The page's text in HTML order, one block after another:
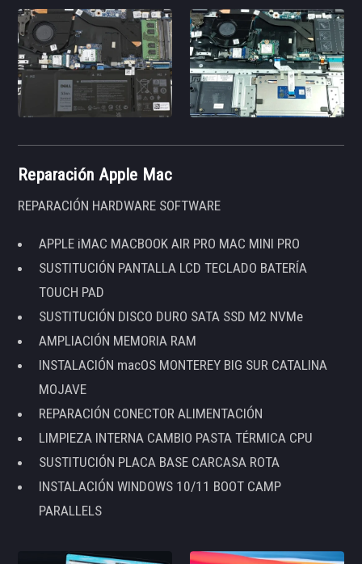
Reparación Apple Mac
REPARACIÓN HARDWARE SOFTWARE
APPLE iMAC MACBOOK AIR PRO MAC MINI PRO
SUSTITUCIÓN PANTALLA LCD TECLADO BATERÍA
TOUCH PAD
SUSTITUCIÓN DISCO DURO SATA SSD M2 NVMe
AMPLIACIÓN MEMORIA RAM
INSTALACIÓN macOS MONTEREY BIG SUR CATALINA
MOJAVE
REPARACIÓN CONECTOR ALIMENTACIÓN
LIMPIEZA INTERNA CAMBIO PASTA TÉRMICA CPU
SUSTITUCIÓN PLACA BASE CARCASA ROTA
INSTALACIÓN WINDOWS 10/11 BOOT CAMP
PARALLELS